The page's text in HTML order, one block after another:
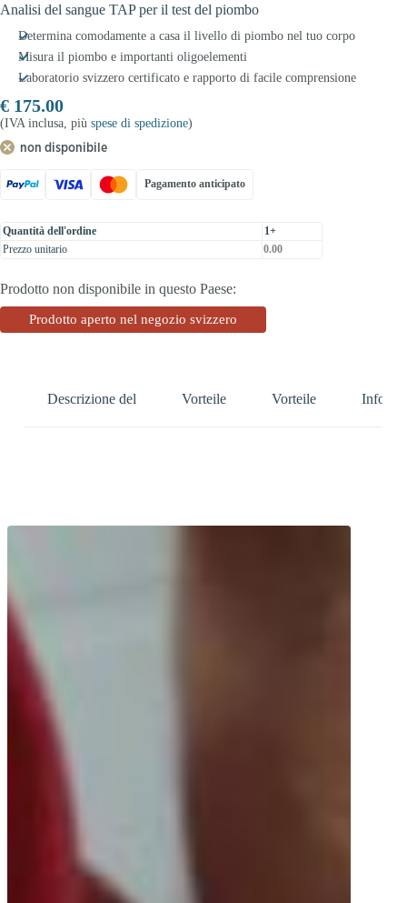
Analisi del sangue TAP per il test del piombo
Determina comodamente a casa il livello di piombo nel tuo corpo
Misura il piombo e importanti oligoelementi
Laboratorio svizzero certificato e rapporto di facile comprensione
€ 175.00
(IVA inclusa, più spese di spedizione)
non disponibile
Pagamento anticipato
Quantità dell'ordine
1+
Prezzo unitario
0.00
Prodotto non disponibile in questo Paese:
Prodotto aperto nel negozio svizzero
Descrizione del Vorteile Vorteile Info